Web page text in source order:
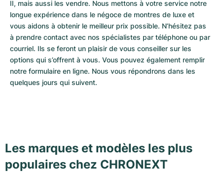
II, mais aussi les vendre. Nous mettons à votre service notre
longue expérience dans le négoce de montres de luxe et
vous aidons à obtenir le meilleur prix possible. N’hésitez pas
à prendre contact avec nos spécialistes par téléphone ou par
courriel. Ils se feront un plaisir de vous conseiller sur les
options qui s’offrent à vous. Vous pouvez également remplir
notre formulaire en ligne. Nous vous répondrons dans les
quelques jours qui suivent.
Les marques et modèles les plus
populaires chez CHRONEXT